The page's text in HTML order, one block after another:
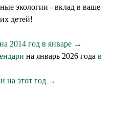
экологии - вклад в ваше
детей!
2014 год в январе →
на январь 2026 года в
на этот год →